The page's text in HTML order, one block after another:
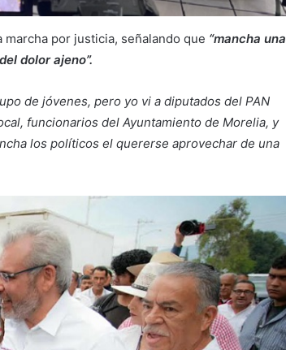
por justicia, señalando que “mancha una
dolor ajeno”.
de jóvenes, pero yo vi a diputados del PAN
funcionarios del Ayuntamiento de Morelia, y
los políticos el quererse aprovechar de una